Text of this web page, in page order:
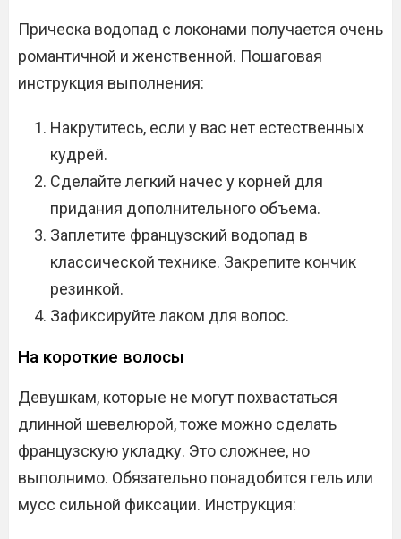
Прическа водопад с локонами получается очень
романтичной и женственной. Пошаговая
инструкция выполнения:
Накрутитесь, если у вас нет естественных
кудрей.
Сделайте легкий начес у корней для
придания дополнительного объема.
Заплетите французский водопад в
классической технике. Закрепите кончик
резинкой.
Зафиксируйте лаком для волос.
На короткие волосы
Девушкам, которые не могут похвастаться
длинной шевелюрой, тоже можно сделать
французскую укладку. Это сложнее, но
выполнимо. Обязательно понадобится гель или
мусс сильной фиксации. Инструкция: